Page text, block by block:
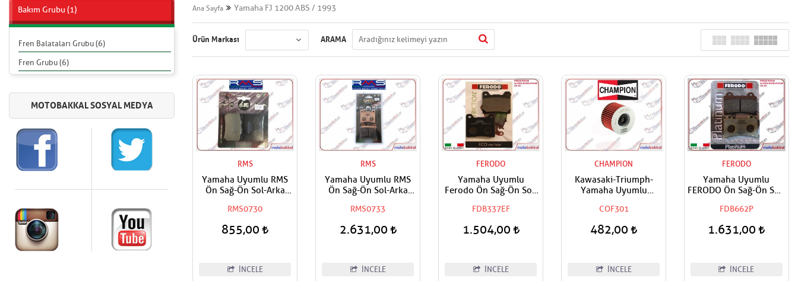
Bakım Grubu (1)
Fren Balataları Grubu (6)
Fren Grubu (6)
Ana Sayfa Yamaha FJ 1200 ABS / 1993
Ürün Markası ARAMA
RMS
Yamaha Uyumlu RMS
Ön Sağ-Ön Sol-Arka
RMS0730
855,00
İNCELE
RMS
Yamaha Uyumlu RMS
Ön Sağ-Ön Sol-Arka
RMS0733
2.631,00
İNCELE
FERODO
Yamaha Uyumlu
Ferodo Ön Sağ-Ön Sol-
FDB337EF
1.504,00
İNCELE
CHAMPION
Kawasaki-Triumph-
Yamaha Uyumlu
COF301
482,00
İNCELE
FERODO
Yamaha Uyumlu
FERODO Ön Sağ-Ön Sol-
Balatası
FDB662P
1.631,00
İNCELE